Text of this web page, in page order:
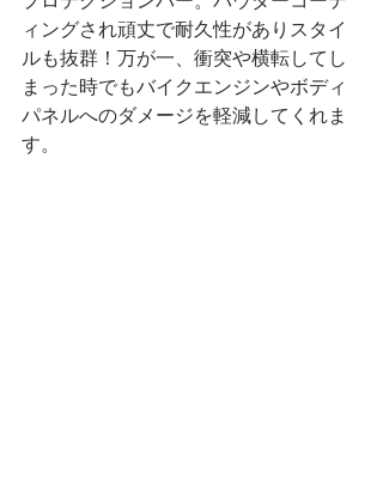
ィングされ頑丈で耐久性がありスタイ
ルも抜群！万が一、衝突や横転してし
まった時でもバイクエンジンやボディ
パネルへのダメージを軽減してくれま
す。